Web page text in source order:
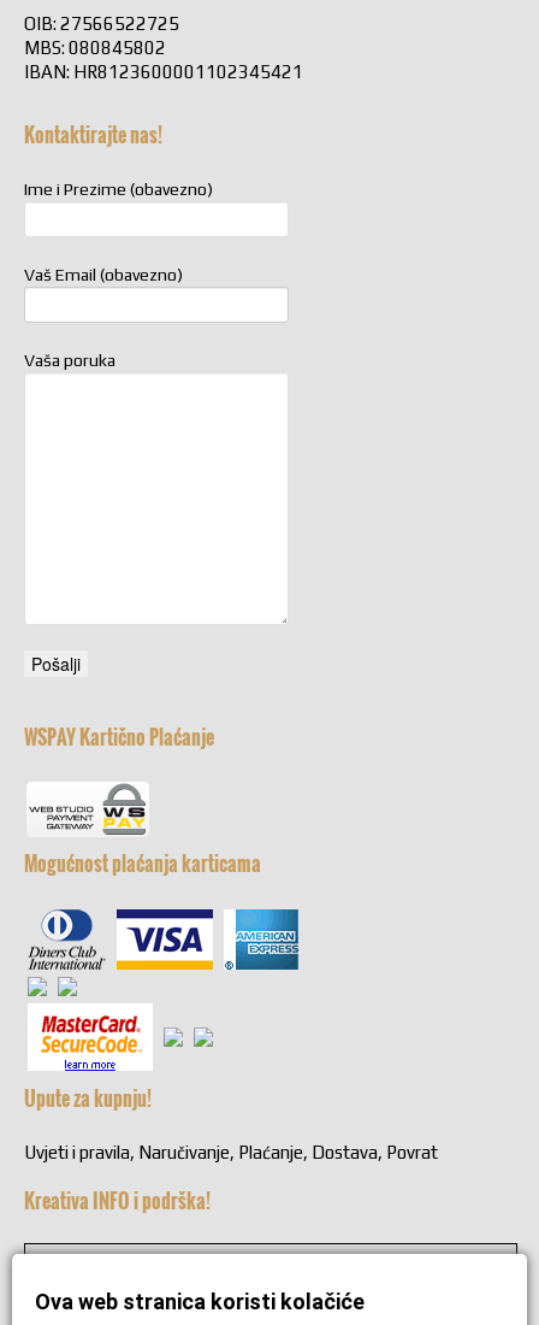
OIB: 27566522725
MBS: 080845802
IBAN: HR8123600001102345421
Kontaktirajte nas!
Ime i Prezime (obavezno)
Vaš Email (obavezno)
Vaša poruka
WSPAY Kartično Plaćanje
Mogućnost plaćanja karticama
Upute za kupnju!
Uvjeti i pravila, Naručivanje, Plaćanje, Dostava, Povrat
Kreativa INFO i podrška!
+38549221692
Ova web stranica koristi kolačiće